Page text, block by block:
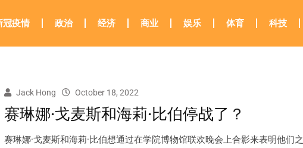
冠疫情 政治 经济 商业 娱乐 体育 科技
Jack Hong October 18, 2022
赛琳娜·戈麦斯和海莉·比伯停战了？
赛琳娜·戈麦斯和海莉·比伯想通过在学院博物馆联欢晚会上合影来表明他们之